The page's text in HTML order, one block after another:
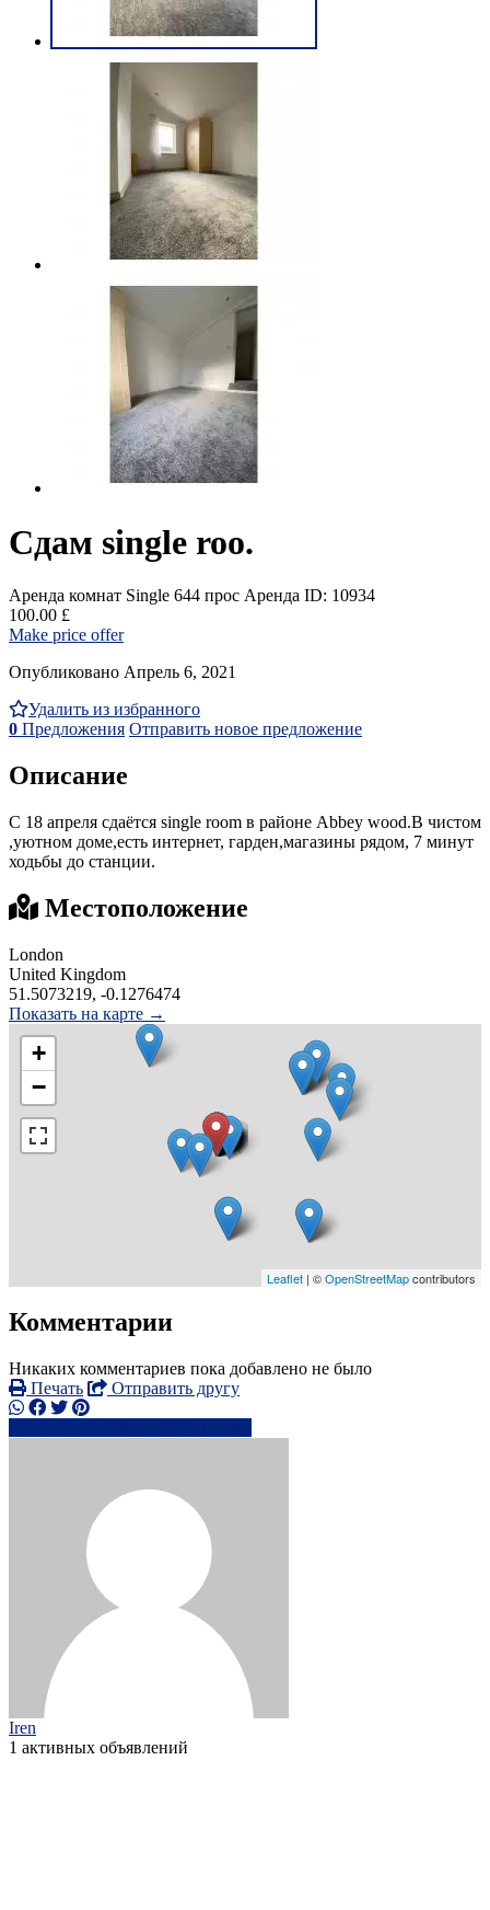
Сдам single roo.
Аренда комнат Single 644 прос Аренда ID: 10934
100.00 £
Make price offer
Опубликовано Апрель 6, 2021
Удалить из избранного
0 Предложения Отправить новое предложение
Описание
С 18 апреля сдаётся single room в районе Abbey wood.В чистом
,уютном доме,есть интернет, гарден,магазины рядом, 7 минут
ходьбы до станции.
Местоположение
London
United Kingdom
51.5073219, -0.1276474
Показать на карте →
+
−
Leaflet | ©OpenStreetMapcontributors
Комментарии
Никаких комментариев пока добавлено не было
Печать
Отправить другу
Iren
1 активных объявлений